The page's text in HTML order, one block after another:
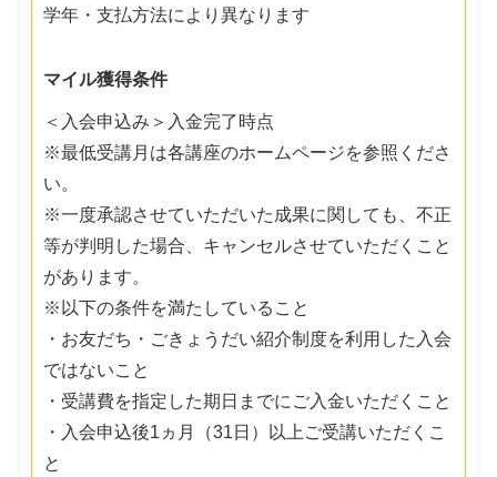
学年・支払方法により異なります
マイル獲得条件
＜入会申込み＞入金完了時点
※最低受講月は各講座のホームページを参照くださ
い。
※一度承認させていただいた成果に関しても、不正
等が判明した場合、キャンセルさせていただくこと
があります。
※以下の条件を満たしていること
・お友だち・ごきょうだい紹介制度を利用した入会
ではないこと
・受講費を指定した期日までにご入金いただくこと
・入会申込後1ヵ月（31日）以上ご受講いただくこ
と